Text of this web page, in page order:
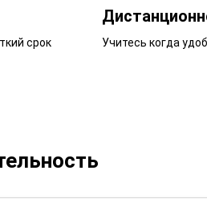
срок Учитесь когда